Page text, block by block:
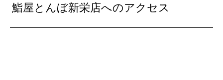
鮨屋とんぼ新栄店へのアクセス